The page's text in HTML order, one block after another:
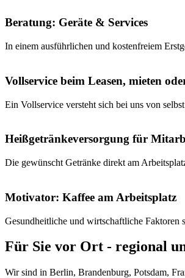
Beratung: Geräte & Services
In einem ausführlichen und kostenfreiem
Vollservice beim Leasen, mieten
Ein Vollservice versteht sich bei uns von
Heißgetränkeversorgung für
Die gewünscht Getränke direkt am
Motivator: Kaffee am Arbeitsplatz
Gesundheitliche und wirtschaftliche Faktoren
Für Sie vor Ort - regional
Wir sind in Berlin, Brandenburg, Potsdam,